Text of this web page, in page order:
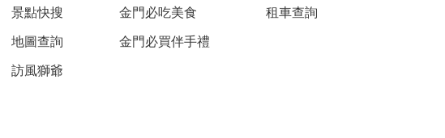
景點快搜
地圖查詢
訪風獅爺
金門必吃美食
金門必買伴手禮
租車查詢